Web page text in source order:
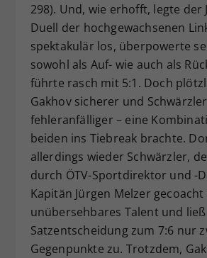
298). Und, wie erhofft, legte der
Duell der hochgewachsenen
spektakulär los, überpowerte
sowohl als Auf- wie auch als
führte rasch mit 5:1. Doch
Gakhov sicherer und Schwärzler
fehleranfälliger – eine
beiden ins Tiebreak brachte.
allerdings wieder Schwärzler,
durch ÖTV-Sportdirektor und -
Kapitän Jürgen Melzer
unübersehbares Talent und
Satzentscheidung zum 7:6 nur
Gegenpunkte zu. Trotzdem,